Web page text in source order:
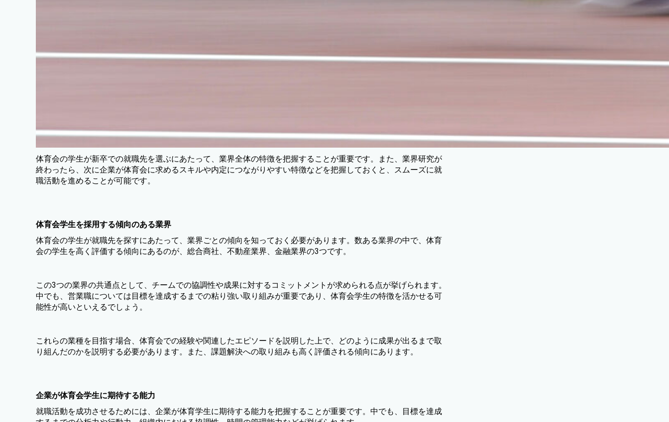
体育会の学生が新卒での就職先を選ぶにあたって、業界全体の特徴を把握することが重要です。また、業界研究が
終わったら、次に企業が体育会に求めるスキルや内定につながりやすい特徴などを把握しておくと、スムーズに就
職活動を進めることが可能です。
体育会学生を採用する傾向のある業界
体育会の学生が就職先を探すにあたって、業界ごとの傾向を知っておく必要があります。数ある業界の中で、体育
会の学生を高く評価する傾向にあるのが、総合商社、不動産業界、金融業界の3つです。
この3つの業界の共通点として、チームでの協調性や成果に対するコミットメントが求められる点が挙げられます。
中でも、営業職については目標を達成するまでの粘り強い取り組みが重要であり、体育会学生の特徴を活かせる可
能性が高いといえるでしょう。
これらの業種を目指す場合、体育会での経験や関連したエピソードを説明した上で、どのように成果が出るまで取
り組んだのかを説明する必要があります。また、課題解決への取り組みも高く評価される傾向にあります。
企業が体育会学生に期待する能力
就職活動を成功させるためには、企業が体育学生に期待する能力を把握することが重要です。中でも、目標を達成